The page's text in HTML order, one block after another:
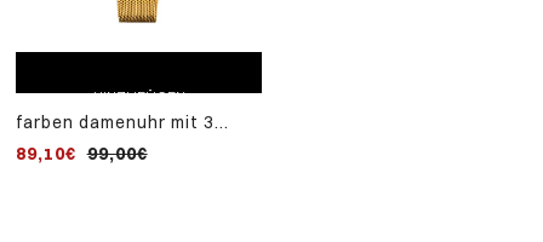
HINZUFÜGEN
farben damenuhr mit 3
aluminium und milanaise-
89,10€ 99,00€